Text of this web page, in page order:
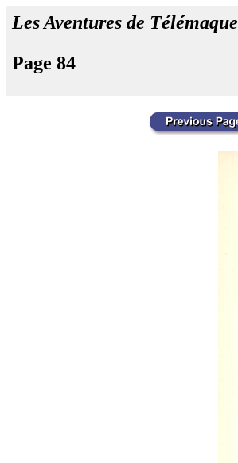
Les Aventures de Télémaque
Page 84